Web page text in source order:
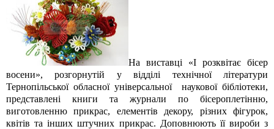
На виставці «І розквітає бісер
восени», розгорнутій у відділі технічної літератури
Тернопільської обласної універсальної
наукової бібліотеки,
представлені книги та журнали по бісероплетінню,
виготовленню прикрас, елементів декору, різних фігурок,
квітів та інших штучних прикрас. Доповнюють її вироби з